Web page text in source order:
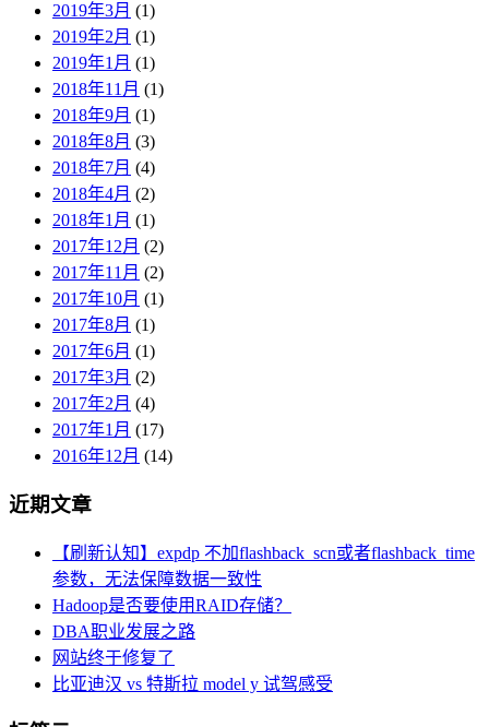
2019年3月 (1)
2019年2月 (1)
2019年1月 (1)
2018年11月 (1)
2018年9月 (1)
2018年8月 (3)
2018年7月 (4)
2018年4月 (2)
2018年1月 (1)
2017年12月 (2)
2017年11月 (2)
2017年10月 (1)
2017年8月 (1)
2017年6月 (1)
2017年3月 (2)
2017年2月 (4)
2017年1月 (17)
2016年12月 (14)
近期文章
【刷新认知】expdp 不加flashback_scn或者flashback_time
参数，无法保障数据一致性
Hadoop是否要使用RAID存储？
DBA职业发展之路
网站终于修复了
比亚迪汉 vs 特斯拉 model y 试驾感受